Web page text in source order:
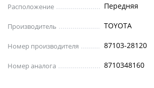
Расположение Передняя
Производитель TOYOTA
Номер производителя 87103-28120
Номер аналога 8710348160